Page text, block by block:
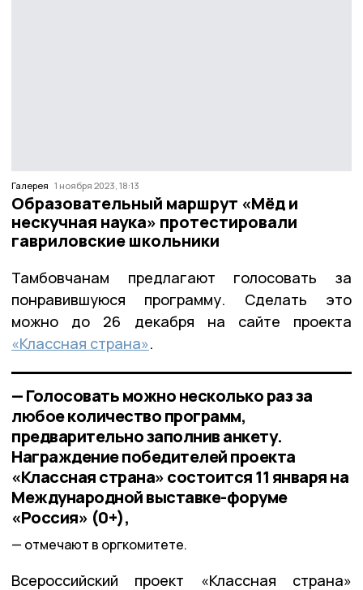
Галерея 1 ноября 2023, 18:13
Образовательный маршрут «Мёд и
нескучная наука» протестировали
гавриловские школьники
Тамбовчанам предлагают голосовать за
понравившуюся программу. Сделать это
можно до 26 декабря на сайте проекта
«Классная страна».
— Голосовать можно несколько раз за
любое количество программ,
предварительно заполнив анкету.
Награждение победителей проекта
«Классная страна» состоится 11 января на
Международной выставке-форуме
«Россия» (0+),
отмечают в оргкомитете.
Всероссийский проект «Классная страна»